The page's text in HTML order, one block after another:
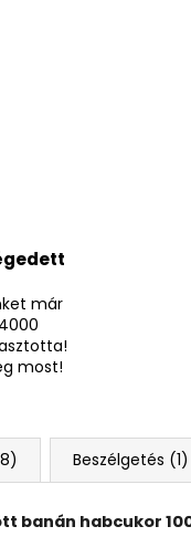
már
most!
Beszélgetés (1)
banán habcukor